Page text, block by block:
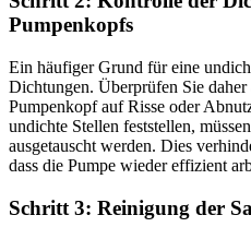
Pumpenkopfs
Ein häufiger Grund für eine
Dichtungen. Überprüfen Sie
Pumpenkopf auf Risse oder
undichte Stellen feststellen,
ausgetauscht werden. Dies
dass die Pumpe wieder effizient
Schritt 3: Reinigung der